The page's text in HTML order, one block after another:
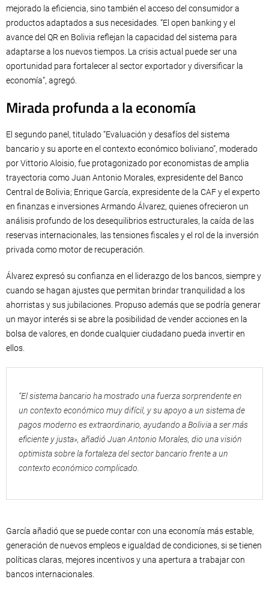
mejorado la eficiencia, sino también el acceso del consumidor a
productos adaptados a sus necesidades. “El open banking y el
avance del QR en Bolivia reflejan la capacidad del sistema para
adaptarse a los nuevos tiempos. La crisis actual puede ser una
oportunidad para fortalecer al sector exportador y diversificar la
economía”, agregó.
Mirada profunda a la economía
El segundo panel, titulado “Evaluación y desafíos del sistema
bancario y su aporte en el contexto económico boliviano”, moderado
por Vittorio Aloisio, fue protagonizado por economistas de amplia
trayectoria como Juan Antonio Morales, expresidente del Banco
Central de Bolivia; Enrique García, expresidente de la CAF y el experto
en finanzas e inversiones Armando Álvarez, quienes ofrecieron un
análisis profundo de los desequilibrios estructurales, la caída de las
reservas internacionales, las tensiones fiscales y el rol de la inversión
privada como motor de recuperación.
Álvarez expresó su confianza en el liderazgo de los bancos, siempre y
cuando se hagan ajustes que permitan brindar tranquilidad a los
ahorristas y sus jubilaciones. Propuso además que se podría generar
un mayor interés si se abre la posibilidad de vender acciones en la
bolsa de valores, en donde cualquier ciudadano pueda invertir en
ellos.
“El sistema bancario ha mostrado una fuerza sorprendente en
un contexto económico muy difícil, y su apoyo a un sistema de
pagos moderno es extraordinario, ayudando a Bolivia a ser más
eficiente y justa», añadió Juan Antonio Morales, dio una visión
optimista sobre la fortaleza del sector bancario frente a un
contexto económico complicado.
García añadió que se puede contar con una economía más estable,
generación de nuevos empleos e igualdad de condiciones, si se tienen
políticas claras, mejores incentivos y una apertura a trabajar con
bancos internacionales.